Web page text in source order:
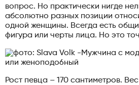
вопрос. Но практически нигде
абсолютно разных позиции
одной женщины. Всегда есть
фигура или черты лица. Но это
Рост певца – 170 сантиметров.